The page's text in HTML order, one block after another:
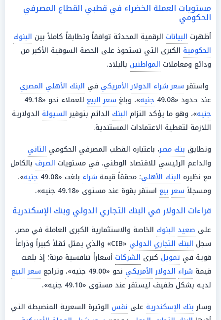
مستويات العملة الخضراء في قطبي القطاع المصرفي
الحكومي
أظهرت البيانات الرقمية المحدثة توافقاً وتطابقاً كاملاً بين البنوك
الحكومية الكبرى التي تستحوذ على الحصة السوقية الأكبر من
ودائع ومعاملات المواطنين بالبلاد.
واستقرسعر شراء الدولار الأمريكي في البنك الأهلي المصري
عند حدود «49.08
جنيه»، وبلغ سعر البيع للعملاء نحو «49.18
جنيه»، وهو ما يؤكد التزام البنك الدائم بتوفيرالسيولة الدولارية
اللازمة لتغطية الاعتمادات المستندية.
وتطابق بنك مصر، باعتباره القطب المصرفي الحكومي الثاني
والداعم الرئيسي للاقتصاد الوطني، في مستويات الصرف بالكامل
مع نظيره البنك الأهلي؛ محققاً قيمة شراء بلغت «49.08 جنيه»،
ومسجلاً سعر بيع استقر بقوة عند مستوى «49.18 جنيه».
قراءات الدولار في البنك التجاري الدولي وبنك الإسكندرية
على صعيد البنوك الخاصة والاستثمارية الكبرى العاملة في مصر،
سجل البنك التجاري الدولي
«CIB» والذي يمثل ثقلاً كبيراً وذراعاً
قوية في تمويل كبرى الشركات أسعاراً تنافسية مرنة؛ إذ بلغت
قيمة شراء الدولار الأمريكي نحو «49.00 جنيه»، وتراجع سعر البيع
لديه بشكل طفيف ليستقر عند مستوى «49.10 جنيه».
وساربنك الإسكندرية على نفس الوتيرة السعرية المنضبطة التي